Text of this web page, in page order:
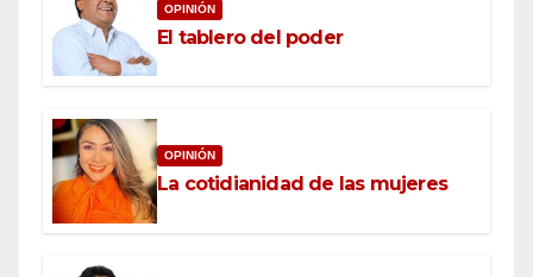
OPINIÓN
El tablero del poder
OPINIÓN
La cotidianidad de las mujeres